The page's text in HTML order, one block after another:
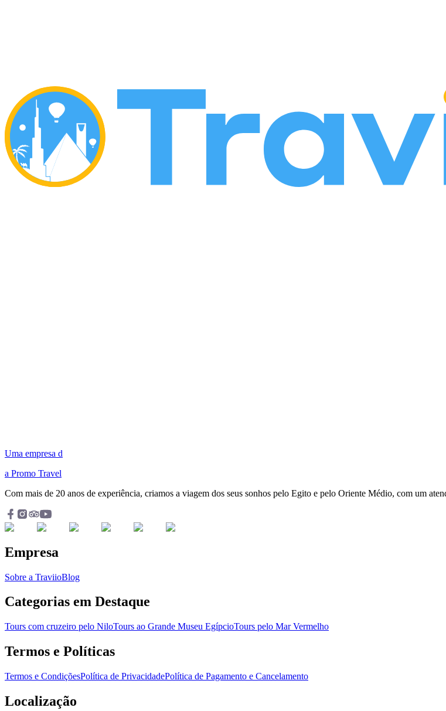
Uma empresa d
a Promo Travel
Com mais de 20 anos de experiência, criamos a viagem dos seus sonhos pelo Egito e pelo Oriente Médio, com um
Empresa
Sobre a TraviioBlog
Categorias em Destaque
Tours com cruzeiro pelo NiloTours ao Grande Museu EgípcioTours pelo Mar Vermelho
Termos e Políticas
Termos e CondiçõesPolítica de PrivacidadePolítica de Pagamento e Cancelamento
Localização